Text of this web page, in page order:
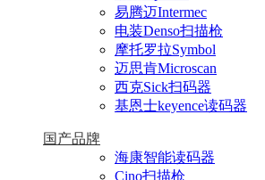
易腾迈Intermec
电装Denso扫描枪
摩托罗拉Symbol
迈思肯Microscan
西克Sick扫码器
基恩士keyence读码器
国产品牌
海康智能读码器
Cino扫描枪